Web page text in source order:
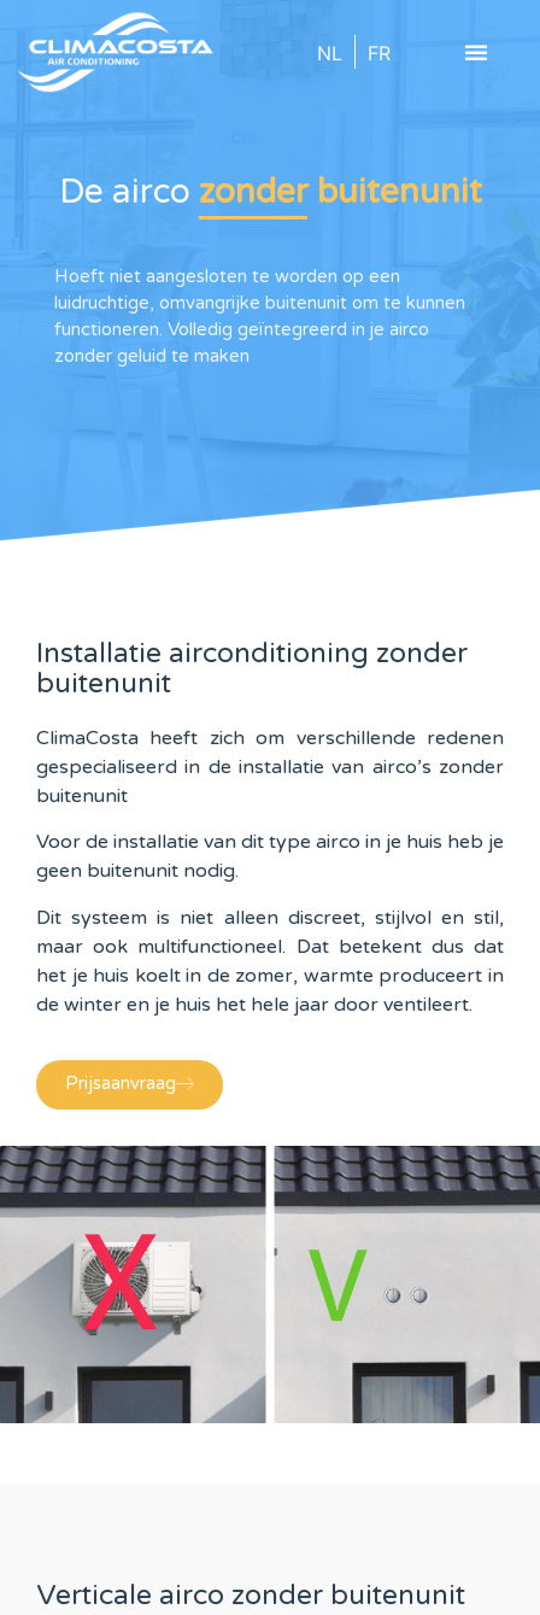
NL FR
De airco zonder buitenunit
Hoeft niet aangesloten te worden op een
luidruchtige, omvangrijke buitenunit om te kunnen
functioneren. Volledig geïntegreerd in je airco
zonder geluid te maken
Installatie airconditioning zonder
buitenunit
ClimaCosta heeft zich om verschillende redenen
gespecialiseerd in de installatie van airco’s zonder
buitenunit
Voor de installatie van dit type airco in je huis heb je
geen buitenunit nodig.
Dit systeem is niet alleen discreet, stijlvol en stil,
maar ook multifunctioneel. Dat betekent dus dat
het je huis koelt in de zomer, warmte produceert in
de winter en je huis het hele jaar door ventileert.
Prijsaanvraag
Verticale airco zonder buitenunit